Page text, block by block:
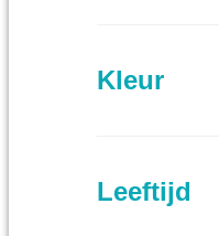
Kleur
Leeftijd